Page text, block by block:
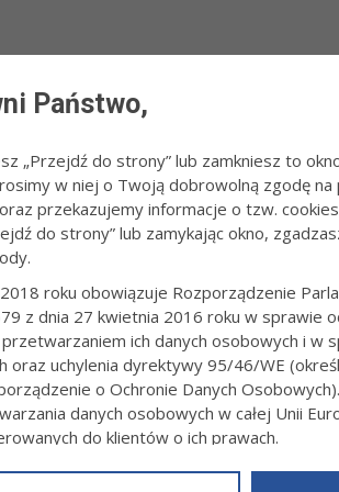
/ Wzrost atrakcyjności turystycznej i
ATRAKCYJNOŚCI
TARNOWSKIEGO
Redakcja serwisu
jest w partnerstwie, którego liderem
Ciężkowice, Czchów, Iwkowa, Pleśna,
dostępności atrakcji
Państwo,
„Przejdź do strony” lub zamkniesz to
w niej o Twoją dobrowolną zgodę
przekazujemy informacje o tzw.
do strony” lub zamykając okno,
roku obowiązuje Rozporządzenie
z dnia 27 kwietnia 2016 roku w sprawie
ich danych osobowych i w
oraz uchylenia dyrektywy 95/46/WE
o Ochronie Danych
danych osobowych w całej Unii
do klientów o ich prawach.
powyższym, w zakładceRODOna stronie